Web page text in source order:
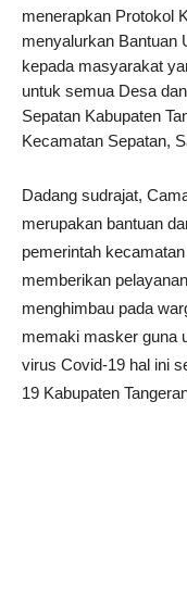
menerapkan Protokol
menyalurkan Bantuan
kepada masyarakat
untuk semua Desa
Sepatan Kabupaten
Kecamatan Sepatan,
Dadang sudrajat,
merupakan bantuan
pemerintah
memberikan
menghimbau pada
memaki masker guna
virus Covid-19 hal ini
19 Kabupaten